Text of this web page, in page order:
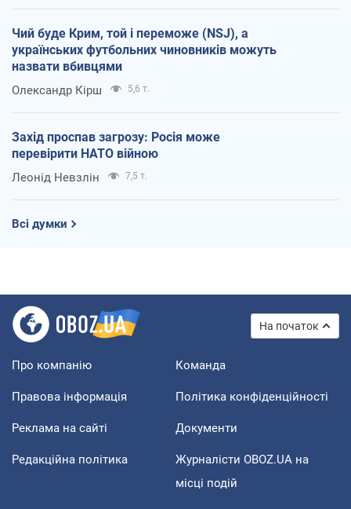
Чий буде Крим, той і переможе (NSJ), а
українських футбольних чиновників можуть
назвати вбивцями
Олександр Кірш 5,6 т.
Захід проспав загрозу: Росія може
перевірити НАТО війною
Леонід Невзлін 7,5 т.
Всі думки
На початок
Про компанію Команда
Правова інформація Політика конфіденційності
Реклама на сайті Документи
Редакційна політика
Журналісти OBOZ.UA на
місці подій